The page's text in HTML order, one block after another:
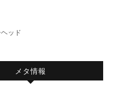
ッド
メタ情報